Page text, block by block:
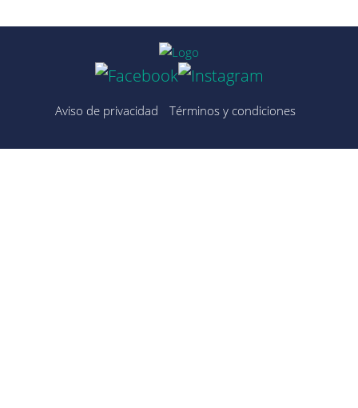
Aviso de privacidad Términos y condiciones